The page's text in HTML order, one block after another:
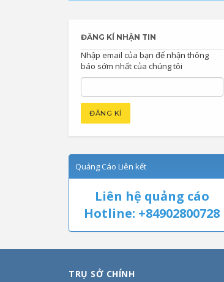
ĐĂNG KÍ NHẬN TIN
Nhập email của bạn để nhận thông
báo sớm nhất của chúng tôi
Quảng Cáo Liên kết
Liên hệ quảng cáo
Hotline: +84902800728
TRỤ SỞ CHÍNH